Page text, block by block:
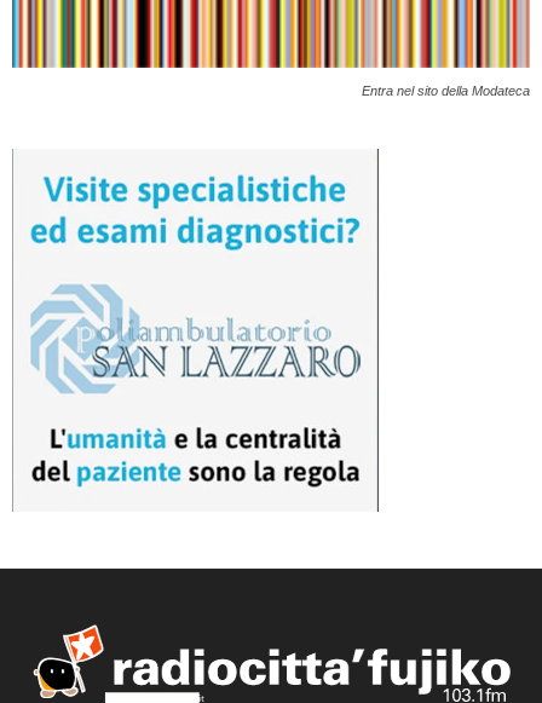
Entra nel sito della Modateca